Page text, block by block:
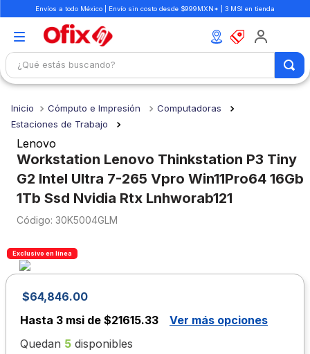
Envíos a todo México | Envío sin costo desde $999MXN* | 3 MSI en tienda
¿Qué estás buscando?
Cómputo e Impresión
Computadoras
Estaciones de Trabajo
Lenovo
Workstation Lenovo Thinkstation P3 Tiny
G2 Intel Ultra 7-265 Vpro Win11Pro64 16Gb
1Tb Ssd Nvidia Rtx Lnhworab121
: 30K5004GLM
Exclusivo en línea
$64,846.00
Hasta 3 msi de $21615.33
Ver más opciones
Quedan 5 disponibles
1.
mochilas
3.
cuaderno
4.
cuadernos
7.
escritorio